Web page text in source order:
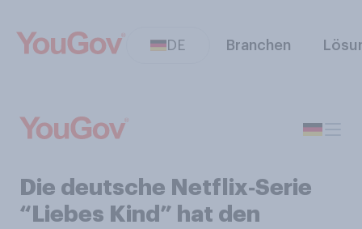
DE Branchen
Die deutsche Netflix‑Serie
“Liebes Kind” hat den